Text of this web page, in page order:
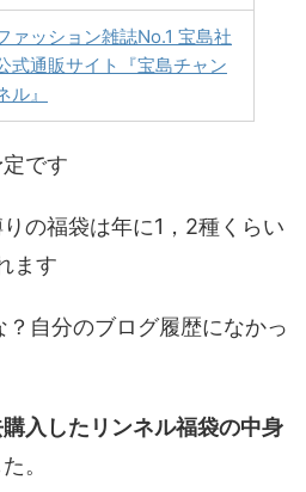
ァッション雑誌No.1 宝島社
式通販サイト『宝島チャン
ル』
です
の福袋は年に1，2種くらい
ます
自分のブログ履歴になかっ
入したリンネル福袋の中身
。